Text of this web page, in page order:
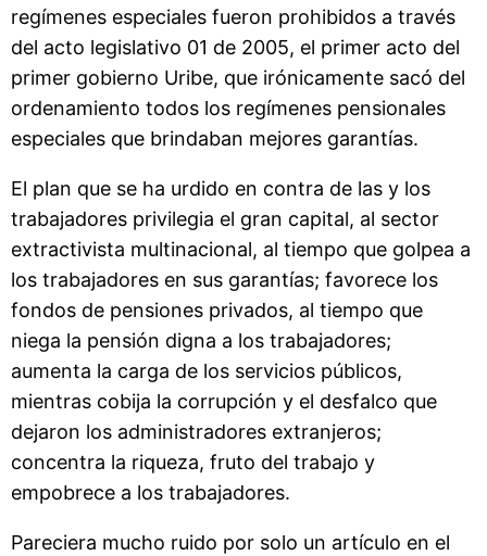
regímenes especiales fueron prohibidos a través
del acto legislativo 01 de 2005, el primer acto del
primer gobierno Uribe, que irónicamente sacó del
ordenamiento todos los regímenes pensionales
especiales que brindaban mejores garantías.
El plan que se ha urdido en contra de las y los
trabajadores privilegia el gran capital, al sector
extractivista multinacional, al tiempo que golpea a
los trabajadores en sus garantías; favorece los
fondos de pensiones privados, al tiempo que
niega la pensión digna a los trabajadores;
aumenta la carga de los servicios públicos,
mientras cobija la corrupción y el desfalco que
dejaron los administradores extranjeros;
concentra la riqueza, fruto del trabajo y
empobrece a los trabajadores.
Pareciera mucho ruido por solo un artículo en el